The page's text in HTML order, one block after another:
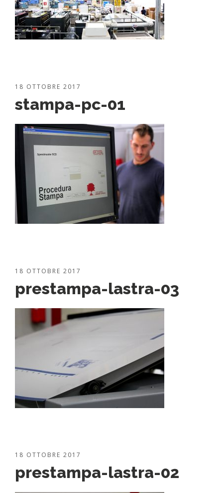
18 OTTOBRE 2017
stampa-pc-01
18 OTTOBRE 2017
prestampa-lastra-03
18 OTTOBRE 2017
prestampa-lastra-02